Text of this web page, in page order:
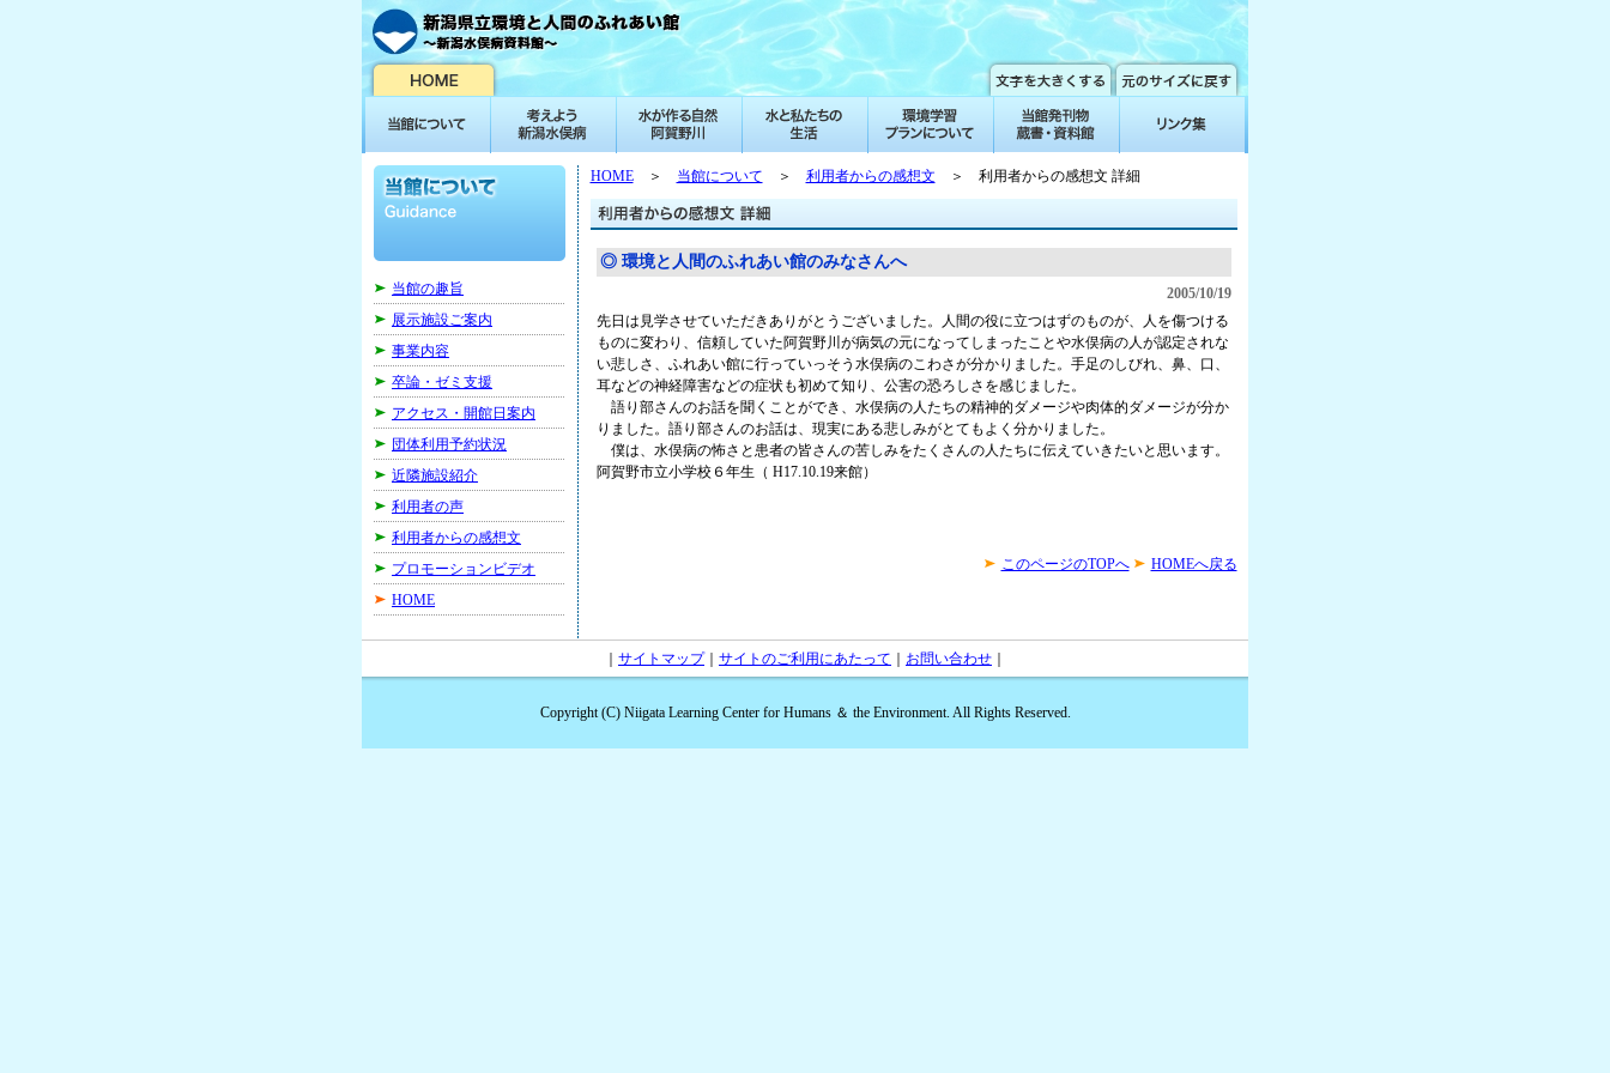
当館の趣旨
展示施設ご案内
事業内容
卒論・ゼミ支援
アクセス・開館日案内
団体利用予約状況
近隣施設紹介
利用者の声
利用者からの感想文
プロモーションビデオ
HOME
HOME＞ 当館について ＞ 利用者からの感想文 ＞ 利用者からの感想文 詳細
◎ 環境と人間のふれあい館のみなさんへ
2005/10/19
先日は見学させていただきありがとうございました。人間の役に立つはずのものが、人を傷つける
ものに変わり、信頼していた阿賀野川が病気の元になってしまったことや水俣病の人が認定されな
い悲しさ、ふれあい館に行っていっそう水俣病のこわさが分かりました。手足のしびれ、鼻、口、
耳などの神経障害などの症状も初めて知り、公害の恐ろしさを感じました。
語り部さんのお話を聞くことができ、水俣病の人たちの精神的ダメージや肉体的ダメージが分か
りました。語り部さんのお話は、現実にある悲しみがとてもよく分かりました。
僕は、水俣病の怖さと患者の皆さんの苦しみをたくさんの人たちに伝えていきたいと思います。
阿賀野市立小学校６年生（ H17.10.19来館）
このページのTOPへ HOMEへ戻る
サイトマップ｜ サイトのご利用にあたって お問い合わせ
Copyright (C) Niigata Learning Center for Humans ＆ the Environment. All Rights Reserved.